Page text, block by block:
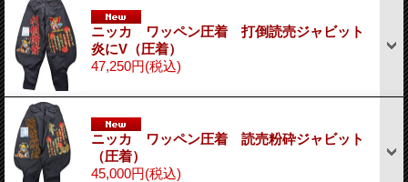
ニッカ ワッペン圧着 打倒読売ジャビット
炎にV（圧着）
47,250円(税込)
ニッカ ワッペン圧着 読売粉砕ジャビット
（圧着）
45,000円(税込)